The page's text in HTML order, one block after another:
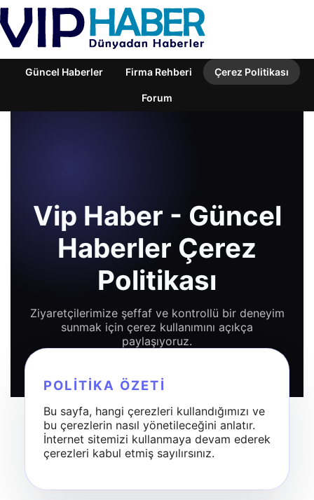
Güncel Haberler Firma Rehberi Çerez Politikası
Forum
Vip Haber - Güncel
Haberler Çerez
Politikası
Ziyaretçilerimize şeffaf ve kontrollü bir deneyim
sunmak için çerez kullanımını açıkça
paylaşıyoruz.
POLITIKA ÖZETI
Bu sayfa, hangi çerezleri kullandığımızı ve
bu çerezlerin nasıl yönetileceğini anlatır.
İnternet sitemizi kullanmaya devam ederek
çerezleri kabul etmiş sayılırsınız.